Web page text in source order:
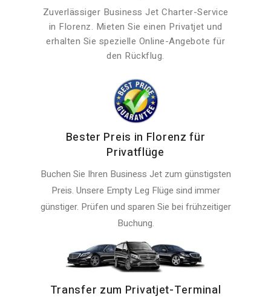
Zuverlässiger Business Jet Charter-Service
in Florenz. Mieten Sie einen Privatjet und
erhalten Sie spezielle Online-Angebote für
den Rückflug.
Bester Preis in Florenz für
Privatflüge
Buchen Sie Ihren Business Jet zum günstigsten
Preis. Unsere Empty Leg Flüge sind immer
günstiger. Prüfen und sparen Sie bei frühzeitiger
Buchung.
Transfer zum Privatjet-Terminal